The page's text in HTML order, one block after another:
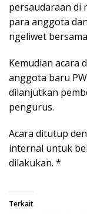
persaudaraan di
para anggota
ngeliwet
Kemudian acara
anggota baru
dilanjutkan
pengurus.
Acara ditutup
internal untuk
dilakukan. *
Terkait